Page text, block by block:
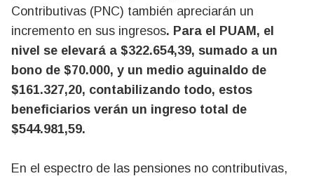
Contributivas (PNC) también apreciarán un
incremento en sus ingresos. Para el PUAM, el
nivel se elevará a $322.654,39, sumado a un
bono de $70.000, y un medio aguinaldo de
$161.327,20, contabilizando todo, estos
beneficiarios verán un ingreso total de
$544.981,59.
En el espectro de las pensiones no contributivas,